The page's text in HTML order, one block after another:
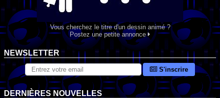
Vous cherchez le titre d'un dessin animé ?
Postez une petite annonce
NEWSLETTER
S'inscrire
DERNIÈRES NOUVELLES